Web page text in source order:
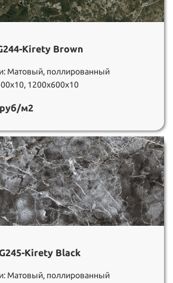
Kirety Brown
Матовый, поллированный
1200х600х10
м2
Kirety Black
Матовый, поллированный